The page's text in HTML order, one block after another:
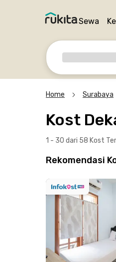
Sewa
Home Surabaya
Kost
1 - 30 dari 58 Kost
Rekomendasi